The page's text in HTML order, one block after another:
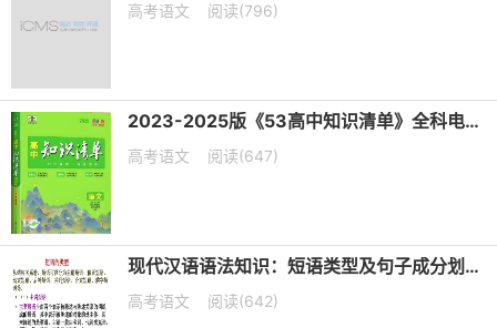
高考语文 阅读(796)
2023-2025版《53高中知识清单》全科电子版下载
高考语文 阅读(647)
现代汉语语法知识：短语类型及句子成分划分课件（共19张PPT）
高考语文 阅读(642)